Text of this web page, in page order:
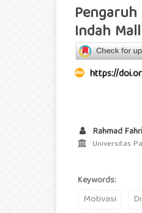
Indah
https://
Rahmad Fahri
Universitas
Keywords:
Motivasi